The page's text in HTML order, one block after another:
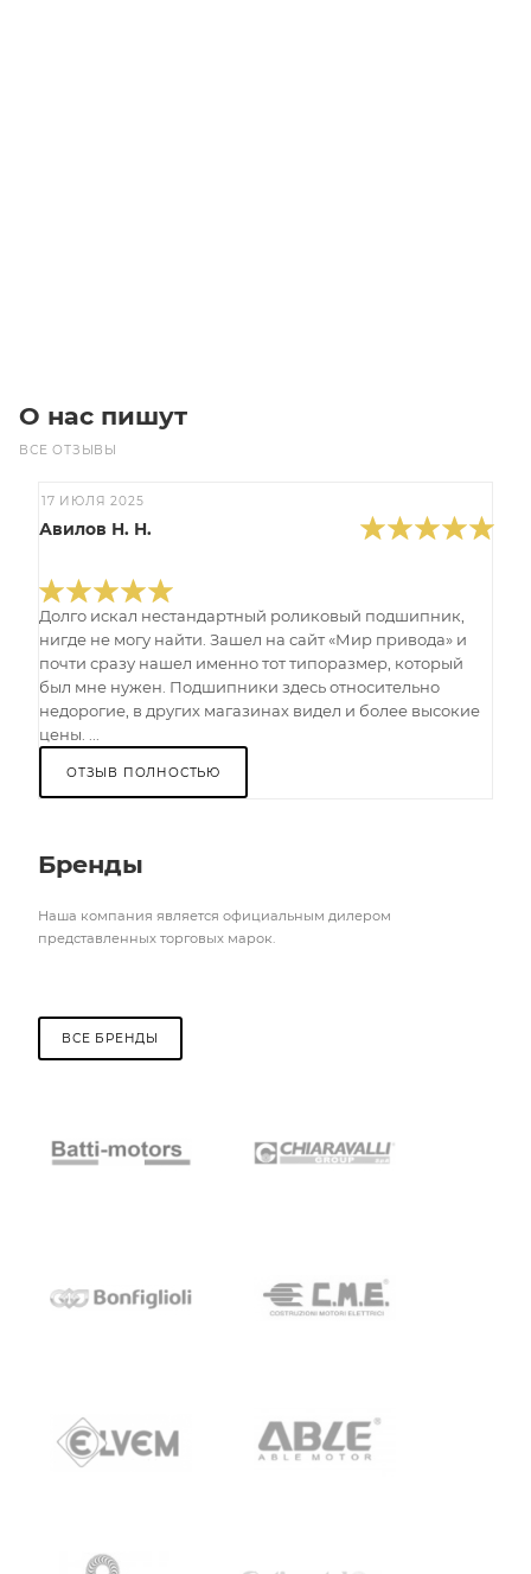
О нас пишут
ВСЕ ОТЗЫВЫ
17 ИЮЛЯ 2025
Авилов Н. Н.
Долго искал нестандартный роликовый подшипник,
нигде не могу найти. Зашел на сайт «Мир привода» и
почти сразу нашел именно тот типоразмер, который
был мне нужен. Подшипники здесь относительно
недорогие, в других магазинах видел и более высокие
цены. ...
ОТЗЫВ ПОЛНОСТЬЮ
Бренды
Наша компания является официальным дилером
представленных торговых марок.
ВСЕ БРЕНДЫ